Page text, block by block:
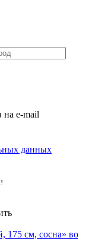
на e-mail
данных